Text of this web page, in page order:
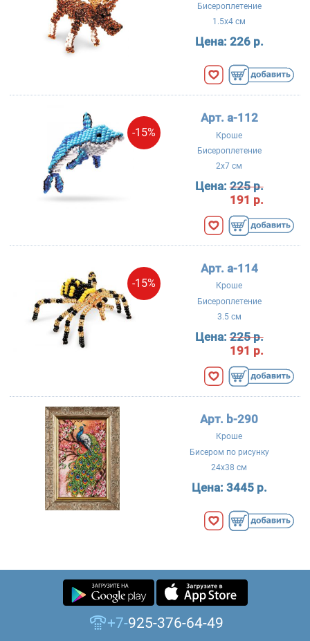
Бисероплетение
1.5x4 см
Цена: 226 р.
-15%
Арт. a-112
Кроше
Бисероплетение
2x7 см
Цена:225 р.
191 р.
-15%
Арт. a-114
Кроше
Бисероплетение
3.5 см
Цена:225 р.
191 р.
Арт. b-290
Кроше
Бисером по рисунку
24x38 см
Цена: 3445 р.
+7-925-376-64-49